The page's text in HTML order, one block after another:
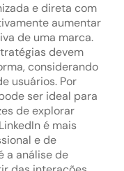
e direta com
aumentar
de uma marca.
devem
considerando
usuários. Por
ser ideal para
de explorar
é mais
e de
a análise de